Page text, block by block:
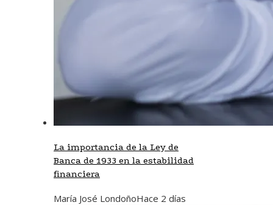
La importancia de la Ley de
Banca de 1933 en la estabilidad
financiera
María José LondoñoHace 2 días